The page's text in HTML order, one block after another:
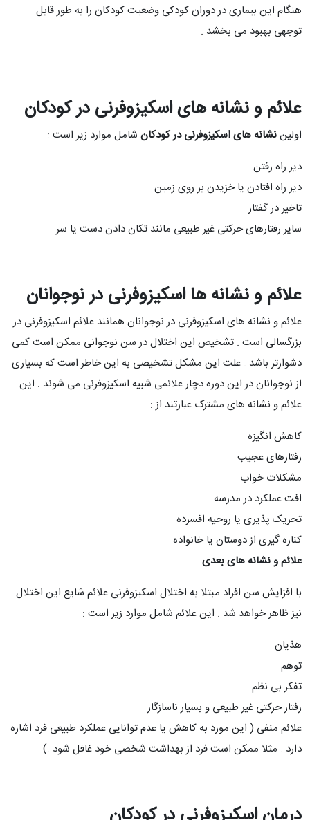
هنگام این بیماری در دوران کودکی وضعیت کودکان را به طور قابل
توجهی بهبود می بخشد .
علائم و نشانه های اسکیزوفرنی در کودکان
اولیننشانه های اسکیزوفرنی در کودکان شامل موارد زیر است :
دیر راه رفتن
دیر راه افتادن یا خزیدن بر روی زمین
تاخیر در گفتار
سایر رفتارهای حرکتی غیر طبیعی مانند تکان دادن دست یا سر
علائم و نشانه ها اسکیزوفرنی در نوجوانان
علائم و نشانه های اسکیزوفرنی در نوجوانان همانند علائم اسکیزوفرنی در
بزرگسالی است . تشخیص این اختلال در سن نوجوانی ممکن است کمی
دشوارتر باشد . علت این مشکل تشخیصی به این خاطر است که بسیاری
از نوجوانان در این دوره دچار علائمی شبیه اسکیزوفرنی می شوند . این
علائم و نشانه های مشترک عبارتند از :
کاهش انگیزه
رفتارهای عجیب
مشکلات خواب
افت عملکرد در مدرسه
تحریک پذیری یا روحیه افسرده
کناره گیری از دوستان یا خانواده
علائم و نشانه های بعدی
با افزایش سن افراد مبتلا به اختلال اسکیزوفرنی علائم شایع این اختلال
نیز ظاهر خواهد شد . این علائم شامل موارد زیر است :
هذیان
توهم
تفکر بی نظم
رفتار حرکتی غیر طبیعی و بسیار ناسازگار
علائم منفی ( این مورد به کاهش یا عدم توانایی عملکرد طبیعی فرد اشاره
دارد . مثلا ممکن است فرد از بهداشت شخصی خود غافل شود .)